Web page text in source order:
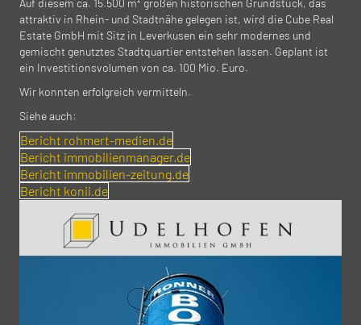
Auf diesem ca. 15.500 m² großen historischen Grundstück, das
attraktiv in Rhein- und Stadtnähe gelegen ist, wird die Cube Real
Estate GmbH mit Sitz in Leverkusen ein sehr modernes und
gemischt genutztes Stadtquartier entstehen lassen. Geplant ist
ein Investitionsvolumen von ca. 100 Mio. Euro.
Wir konnten erfolgreich vermitteln.
Siehe auch:
Bericht rohmert-medien.de
Bericht immobilienmanager.de
Bericht immobilien-zeitung.de
Bericht konii.de